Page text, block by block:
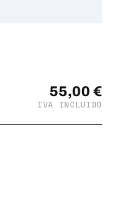
55,00 €
IVA INCLUIDO